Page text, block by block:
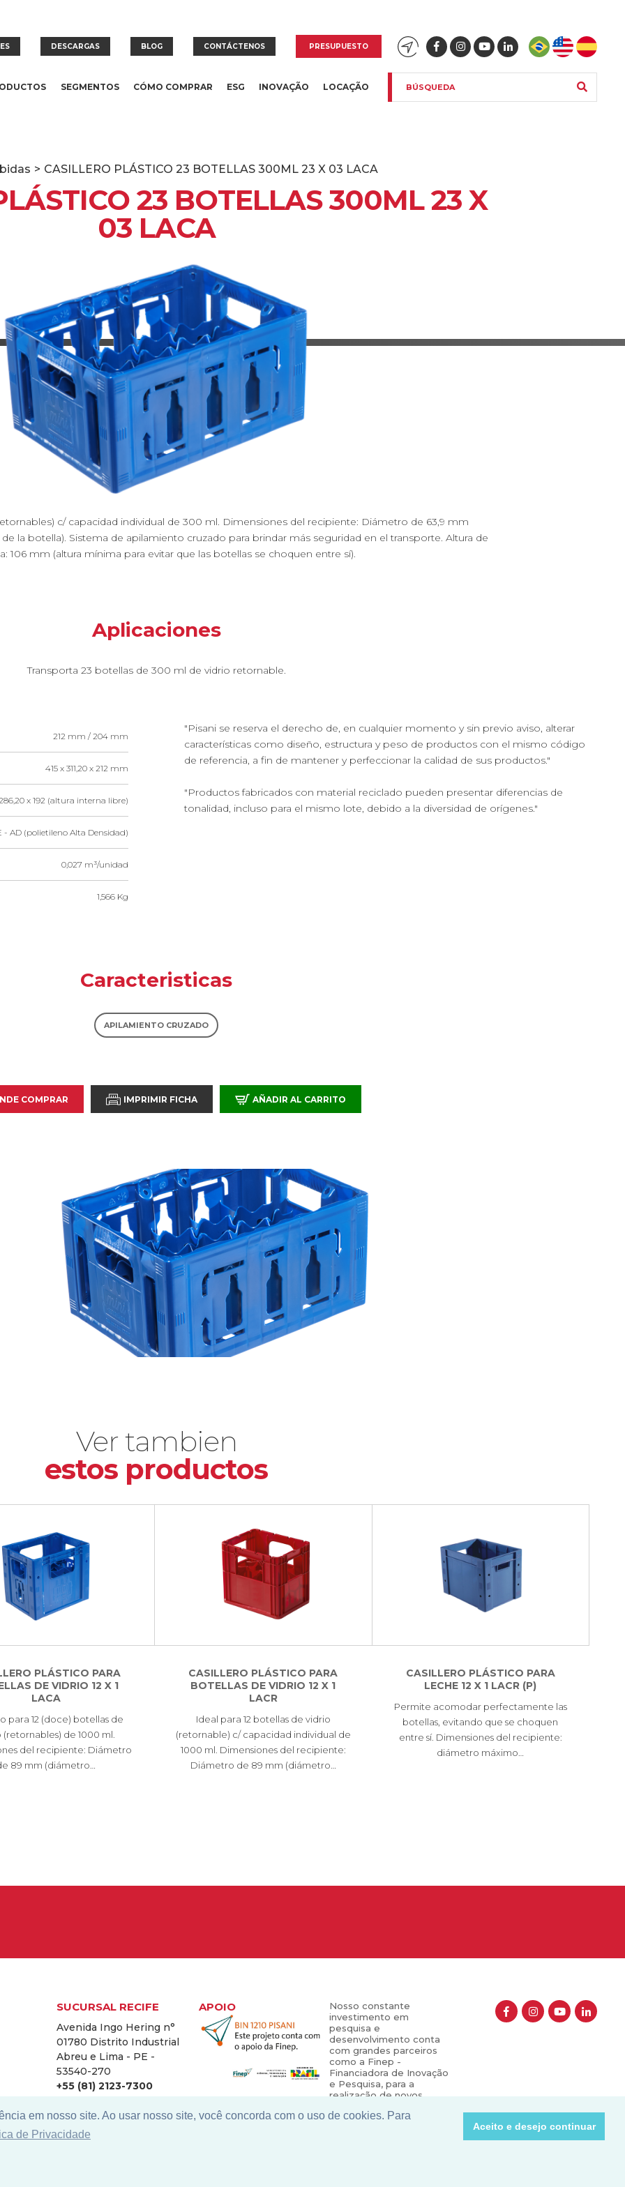
em nosso site. Ao usar nosso site, você concorda com o uso de cookies. Para
de Privacidade
Aceito e desejo continuar
DESCARGAS BLOG CONTÁCTENOS PRESUPUESTO
SEGMENTOS CÓMO COMPRAR ESG INOVAÇÃO LOCAÇÃO
> CASILLERO PLÁSTICO 23 BOTELLAS 300ML 23 X 03 LACA
23 BOTELLAS 300ML 23 X
03 LACA
c/ capacidad individual de 300 ml. Dimensiones del recipiente: Diámetro de 63,9 mm
la botella). Sistema de apilamiento cruzado para brindar más seguridad en el transporte. Altura de
106 mm (altura mínima para evitar que las botellas se choquen entre sí).
Aplicaciones
Transporta 23 botellas de 300 ml de vidrio retornable.
212 mm / 204 mm
415 x 311,20 x 212 mm
x 192 (altura interna libre)
- AD (polietileno Alta Densidad)
0,027 m³/unidad
1,566 Kg
"Pisani se reserva el derecho de, en cualquier momento y sin previo aviso, alterar
características como diseño, estructura y peso de productos con el mismo código
de referencia, a fin de mantener y perfeccionar la calidad de sus productos."
"Productos fabricados con material reciclado pueden presentar diferencias de
tonalidad, incluso para el mismo lote, debido a la diversidad de orígenes."
Caracteristicas
APILAMIENTO CRUZADO
COMPRAR IMPRIMIR FICHA AÑADIR AL CARRITO
Ver tambien
estos productos
PLÁSTICO PARA
DE VIDRIO 12 X 1
LACA
para 12 (doce) botellas de
(retornables) de 1000 ml.
del recipiente: Diámetro
89 mm (diámetro…
CASILLERO PLÁSTICO PARA
BOTELLAS DE VIDRIO 12 X 1
LACR
Ideal para 12 botellas de vidrio
(retornable) c/ capacidad individual de
1000 ml. Dimensiones del recipiente:
Diámetro de 89 mm (diámetro…
CASILLERO PLÁSTICO PARA
LECHE 12 X 1 LACR (P)
Permite acomodar perfectamente las
botellas, evitando que se choquen
entre sí. Dimensiones del recipiente:
diámetro máximo…
SUCURSAL RECIFE
Avenida Ingo Hering n°
01780 Distrito Industrial
Abreu e Lima - PE -
53540-270
+55 (81) 2123-7300
APOIO
Nosso constante
investimento em
pesquisa e
desenvolvimento conta
com grandes parceiros
como a Finep -
Financiadora de Inovação
e Pesquisa, para a
realização de novos
para o crescimento e